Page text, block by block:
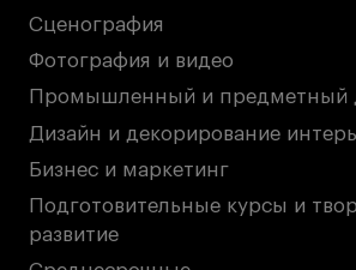
Сценография
Фотография и видео
Промышленный и предметный
Дизайн и декорирование
Бизнес и маркетинг
Подготовительные курсы и
развитие